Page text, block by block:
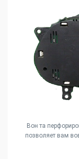
Вон та
позволяет вам